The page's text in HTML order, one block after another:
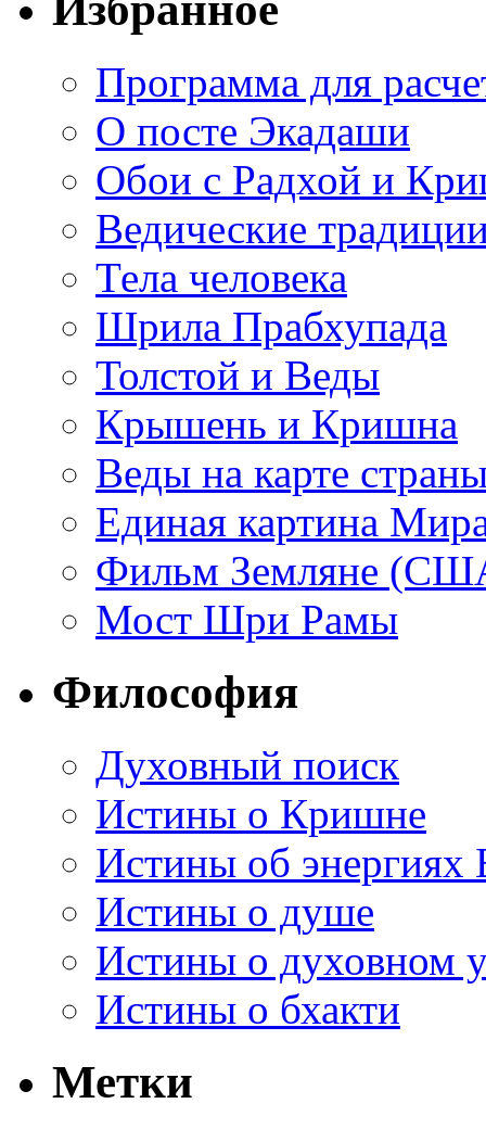
Программа для
О посте Экадаши
Обои с Радхой и
Ведические
Тела человека
Шрила Прабхупада
Толстой и Веды
Крышень и Кришна
Веды на карте
Единая картина
Фильм Земляне
Мост Шри Рамы
Философия
Духовный поиск
Истины о Кришне
Истины об энергиях
Истины о душе
Истины о духовном
Истины о бхакти
Метки